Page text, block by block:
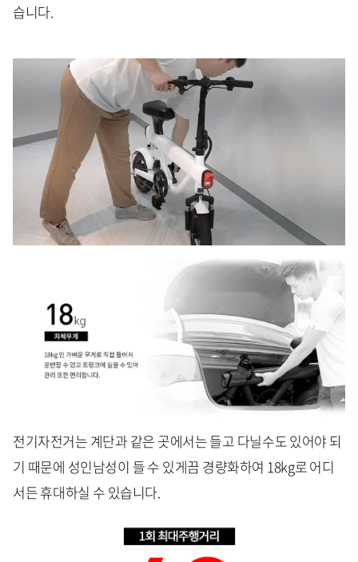
습니다.
전기자전거는 계단과 같은 곳에서는 들고 다닐수도 있어야 되
기 때문에 성인남성이 들 수 있게끔 경량화하여 18kg로 어디
서든 휴대하실 수 있습니다.